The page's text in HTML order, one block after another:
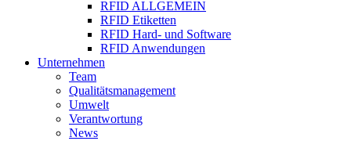
RFID ALLGEMEIN
RFID Etiketten
RFID Hard- und Software
RFID Anwendungen
Unternehmen
Team
Qualitätsmanagement
Umwelt
Verantwortung
News